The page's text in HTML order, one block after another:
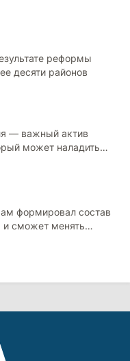
реформы
десяти районов
— важный актив
может наладить
формировал состав
и сможет менять